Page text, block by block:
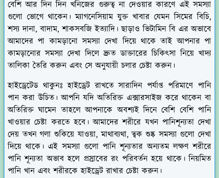
বেশি আর দিন দিন খনিজের গুরুত্ব না দেওয়ার কারণে এই সমস্যা
গুলো ভোগে থাকেন। ম্যাগনেসিয়াম যুক্ত খাবার যেমন সিমের বিচি,
শস্য দানা, বাদাম, শাকসবজি ইত্যাদি। ছাড়াও ভিটামিন বি এর অভাবে
আমাদের পা কামড়ানো সমস্যা দেখা দিয়ে থাকে তাই আপনার পা
কামড়ানোর সমস্যা দেখা দিলে দ্রুত ডাক্তারের চিকিৎসা নিয়ে খাদ্য
তালিকা তৈরি করুন এবং সে অনুযায়ী চলার চেষ্টা করুন।
হাইড্রেটেড থাকুনঃহাইড্রেট রাখতে সারাদিন পর্যাপ্ত পরিমাণে পানি
পান করা উচিত। আপনি যদি অতিরিক্ত এক্সারসাইজ করে থাকেন বা
অতিরিক্ত ঘামেন তাহলে আপনাকে অবশ্যই দিনে বেশি বেশি পানি
খাওয়ার চেষ্টা করতে হবে। আমাদের শরীরে যখন পানিশূন্যতা দেখা
দেয় তখন গলা শুকিয়ে যাওয়া, মাথাব্যথা, ত্বক শুষ্ক সমস্যা গুলো দেখা
দিয়ে থাকে। এই সমস্যা গুলো পানি শূন্যতার অন্যতম লক্ষণ শরীরে
পানি শূন্যতা অভাব হলে প্রস্রাবের রং পরিবর্তন হয়ে থাকে। নিয়মিত
পানি খান এবং শরীরকে হাইড্রেট রাখার চেষ্টা করুন। ‌